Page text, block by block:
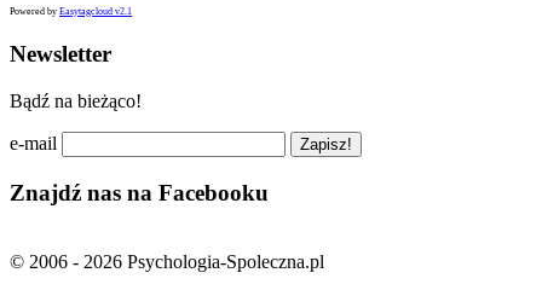
Powered by Easytagcloud v2.1
Newsletter
Bądź na bieżąco!
e-mail
Znajdź nas na Facebooku
© 2006 - 2026 Psychologia-Spoleczna.pl